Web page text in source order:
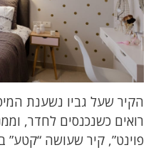
הקיר שעל גביו נשענת
רואים כשנכנסים לחדר,
פוינט”, קיר שעושה “קטע”